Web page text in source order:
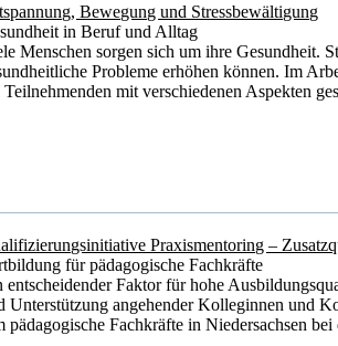
Bewegung und Stressbewältigung
in Beruf und Alltag
Menschen sorgen sich um ihre Gesundheit.
Probleme erhöhen können. Im
Teilnehmenden mit verschiedenen Aspekten
Praxismentoring –
für pädagogische Fachkräfte
entscheidender Faktor für hohe
Unterstützung angehender Kolleginnen und
pädagogische Fachkräfte in Niedersachsen